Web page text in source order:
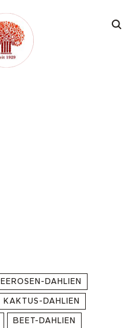
DAHLIEN
KAKTUS-DAHLIEN
BEET-DAHLIEN